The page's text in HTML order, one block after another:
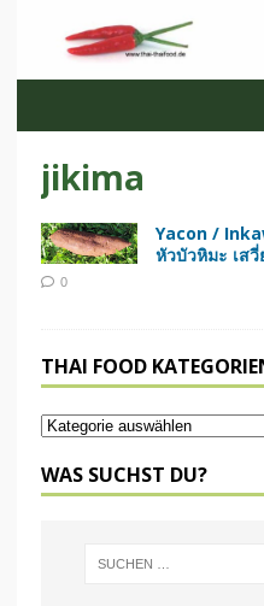
jikima
Yacon /
หัวบัวหิมะ เส
0
THAI FOOD
WAS SUCHST DU?